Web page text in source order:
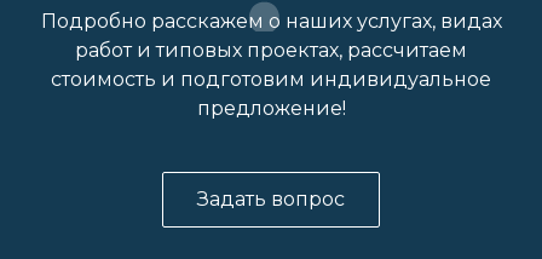
Подробно расскажем о наших услугах, видах
работ и типовых проектах, рассчитаем
стоимость и подготовим индивидуальное
предложение!
Задать вопрос